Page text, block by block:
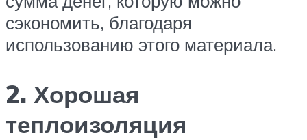
сэкономить, благодаря
использованию этого материала.
2. Хорошая
теплоизоляция